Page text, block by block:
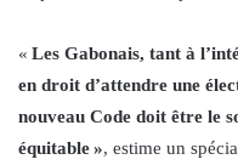
« Les Gabonais, tant à
en droit d’attendre une
nouveau Code doit être le
équitable », estime un